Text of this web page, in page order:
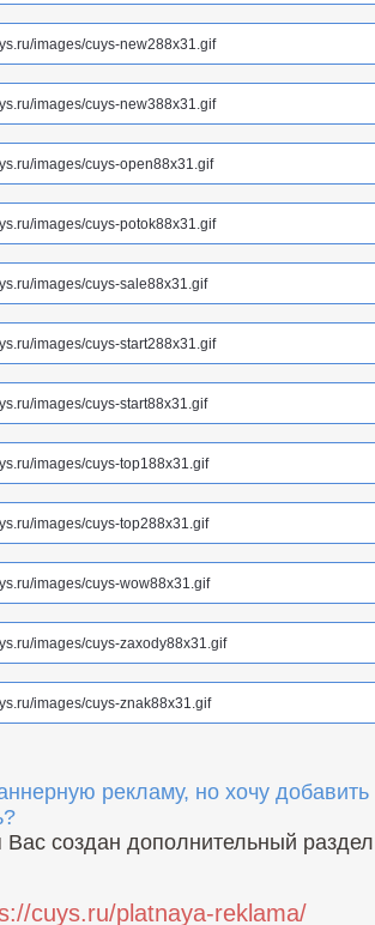
рекламу, но хочу добавить
создан дополнительный раздел
cuys.ru/platnaya-reklama/